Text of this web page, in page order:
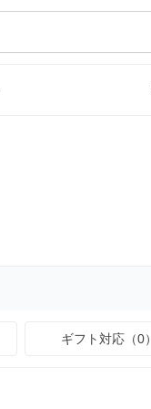
ギフト対応（0）